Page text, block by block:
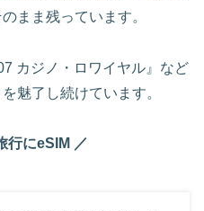
まま残っています。
カジノ・ロワイヤル』など
魅了し続けています。
行にeSIM ／